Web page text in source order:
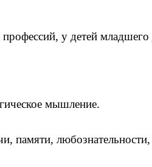
у детей
мышление.
памяти,